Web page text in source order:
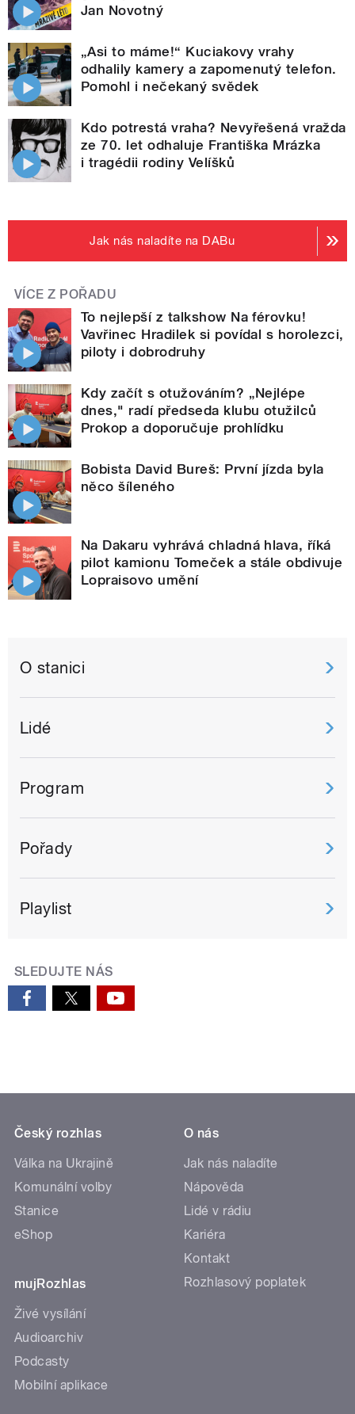
Jan Novotný
„Asi to máme!“ Kuciakovy vrahy
odhalily kamery a zapomenutý telefon.
Pomohl i nečekaný svědek
Kdo potrestá vraha? Nevyřešená vražda
ze 70. let odhaluje Františka Mrázka
i tragédii rodiny Velíšků
Jak nás naladíte na DABu
VÍCE Z POŘADU
To nejlepší z talkshow Na férovku!
Vavřinec Hradilek si povídal s horolezci,
piloty i dobrodruhy
Kdy začít s otužováním? „Nejlépe
dnes," radí předseda klubu otužilců
Prokop a doporučuje prohlídku
Bobista David Bureš: První jízda byla
něco šíleného
Na Dakaru vyhrává chladná hlava, říká
pilot kamionu Tomeček a stále obdivuje
Lopraisovo umění
O stanici
Lidé
Program
Pořady
Playlist
SLEDUJTE NÁS
Český rozhlas
Válka na Ukrajině
Komunální volby
Stanice
eShop
mujRozhlas
Živé vysílání
Audioarchiv
Podcasty
Mobilní aplikace
O nás
Jak nás naladíte
Nápověda
Lidé v rádiu
Kariéra
Kontakt
Rozhlasový poplatek